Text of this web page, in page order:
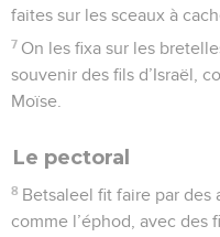
faites sur les sceaux à
7 On les fixa sur les
souvenir des fils d’Israël,
Moïse.
Le pectoral
8 Betsaleel fit faire par des
comme l’éphod, avec des